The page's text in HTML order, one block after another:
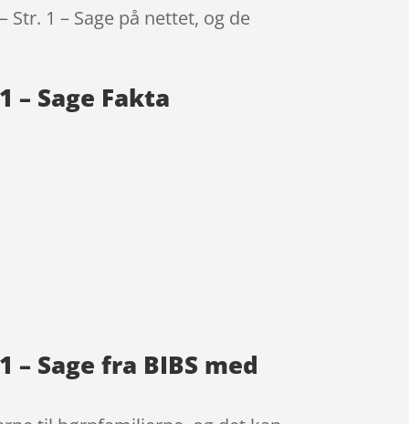
1 – Sage på nettet, og de
– Sage Fakta
Sage fra BIBS med